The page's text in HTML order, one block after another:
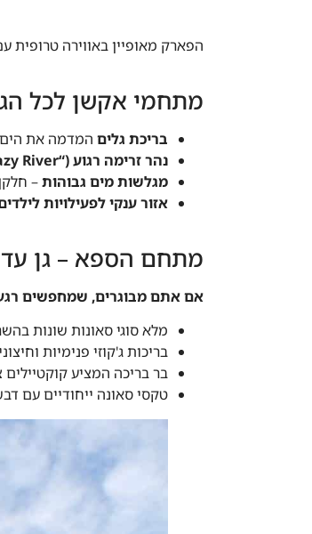
הפארק מאופיין באווירה טרופית
מתחמי אקשן לכל
בריכת גלים המדמה את הים
נהר זרימה רגוע (“Lazy River”)
מגלשות מים גבוהות–
אזור ענקי לפעילויות
מתחם הספא – גן עדן
אם אתם מבוגרים, שמחפשים
מלא סוגי סאונות שונות
בריכות ג'קוזי פנימיות
בר בריכה המציע
טקסי סאונה ייחודיים עם